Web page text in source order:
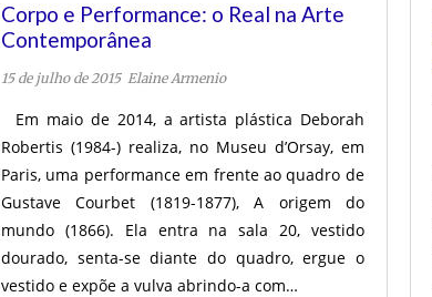
Corpo e Performance: o Real na Arte
Contemporânea
15 de julho de 2015 Elaine Armenio
Em maio de 2014, a artista plástica Deborah
Robertis (1984-) realiza, no Museu d’Orsay, em
Paris, uma performance em frente ao quadro de
Gustave Courbet (1819-1877), A origem do
mundo (1866). Ela entra na sala 20, vestido
dourado, senta-se diante do quadro, ergue o
vestido e expõe a vulva abrindo-a com…